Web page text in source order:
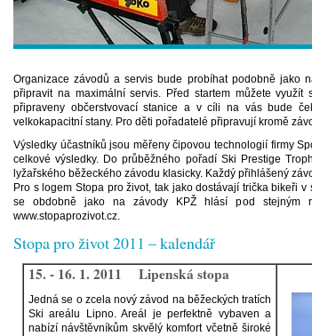
Organizace závodů a servis bude probíhat podobně jako
připravit na maximální servis. Před startem můžete využít
připraveny občerstvovací stanice a v cíli na vás bude
velkokapacitní stany. Pro děti pořadatelé připravují kromě
Výsledky účastníků jsou měřeny čipovou technologií firmy
celkové výsledky. Do průběžného pořadí Ski Prestige
lyžařského běžeckého závodu klasicky. Každý přihlášený
Pro s logem Stopa pro život, tak jako dostávají trička bikeři
se obdobně jako na závody KPŽ hlásí pod stejným
www.stopaprozivot.cz.
Stopa pro život 2011 – kalendář
15. - 16. 1. 2011 Lipenská stopa
Jedná se o zcela nový závod na běžeckých tratích
Ski areálu Lipno. Areál je perfektně vybaven a
nabízí návštěvníkům skvělý komfort včetně široké